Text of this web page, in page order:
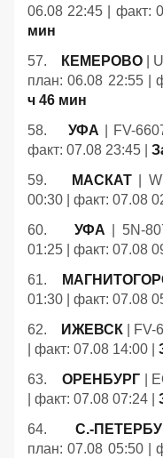
06.08 22:45 | факт:
мин
57.
КЕМЕРОВО |
план: 06.08 22:55 |
ч 46 мин
58.УФА | FV-
факт: 07.08 23:45 |
59.
МАСКАТ |
00:30 | факт: 07.08
60. УФА | 5N-
01:25 | факт: 07.08
61.
01:30 | факт: 07.08
62.
ИЖЕВСК |
| факт: 07.08 14:00 |
63.ОРЕНБУРГ |
| факт: 07.08 07:24 |
64. С.-
план: 07.08 05:50 |